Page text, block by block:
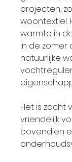
projecten,
woontextiel.
warmte in
in de zomer
natuurlijke
Het is zacht
vriendelijk
bovendien